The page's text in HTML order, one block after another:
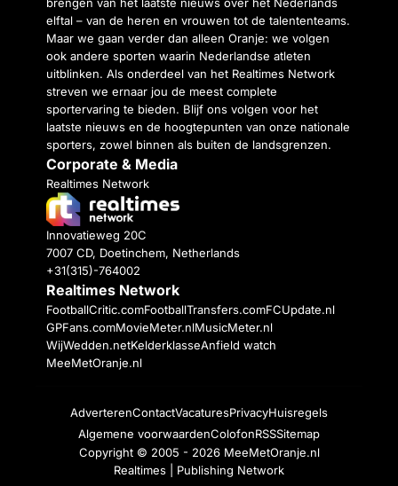
elftal – van de heren en vrouwen tot de talententeams.
Maar we gaan verder dan alleen Oranje: we volgen
ook andere sporten waarin Nederlandse atleten
uitblinken. Als onderdeel van het Realtimes Network
streven we ernaar jou de meest complete
sportervaring te bieden. Blijf ons volgen voor het
laatste nieuws en de hoogtepunten van onze nationale
sporters, zowel binnen als buiten de landsgrenzen.
Corporate & Media
Realtimes Network
Innovatieweg 20C
7007 CD, Doetinchem, Netherlands
+31(315)-764002
Realtimes Network
FootballCritic.comFootballTransfers.comFCUpdate.nl
GPFans.comMovieMeter.nlMusicMeter.nl
WijWedden.netKelderklasseAnfield watch
MeeMetOranje.nl
AdverterenContactVacaturesPrivacyHuisregels
Algemene voorwaardenColofonRSSSitemap
Copyright © 2005 - 2026 MeeMetOranje.nl
Realtimes | Publishing Network